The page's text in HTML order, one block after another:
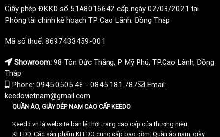
Giấy phép ĐKKD số 51A8016642 cấp ngày 02/03/2021 tại
Phòng tài chính kế hoạch TP Cao Lãnh, Đồng Tháp
Mã số thuế: 8697433459-001
Showroom: 98 Tôn Đức Thắng, P Mỹ Phú, TP.Cao Lãnh, Đồng
Tháp
Phone: 0945.0505.48 - 0845.181.787
Email:
keedovietnam@gmail.com
QUẦN ÁO, GIÀY DÉP NAM CAO CẤP KEEDO
Keedo.vn là website bán lẻ thời trang cao cấp của thương hiệu
KEEDO. Các sản phẩm KEEDO cung cấp bao gồm: Quần áo nam, giày